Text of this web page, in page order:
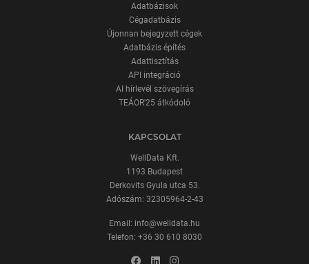
Adatbázisok
Cégadatbázis
Újonnan bejegyzett cégek
Adatbázis építés
Adattisztítás
API integráció
AI hírlevél szövegírás
TEÁOR'25 átkódoló
KAPCSOLAT
WellData Kft.
1193 Budapest
Derkovits Gyula utca 53.
Adószám: 32305964-2-43
Email: info@welldata.hu
Telefon: +36 30 610 8030